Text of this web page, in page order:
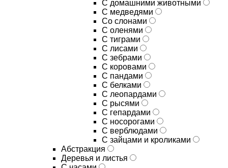
С домашними животными
С медведями
Со слонами
С оленями
С тиграми
С лисами
С зебрами
С коровами
С пандами
С белками
С леопардами
С рысями
С гепардами
С носорогами
С верблюдами
С зайцами и кроликами
Абстракция
Деревья и листья